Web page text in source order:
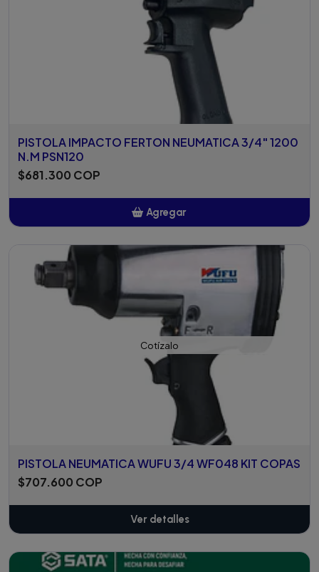
PISTOLA IMPACTO FERTON NEUMATICA 3/4" 1200
N.M PSN120
$681.300 COP
Agregar
Cotízalo
PISTOLA NEUMATICA WUFU 3/4 WF048 KIT COPAS
$707.600 COP
Ver detalles